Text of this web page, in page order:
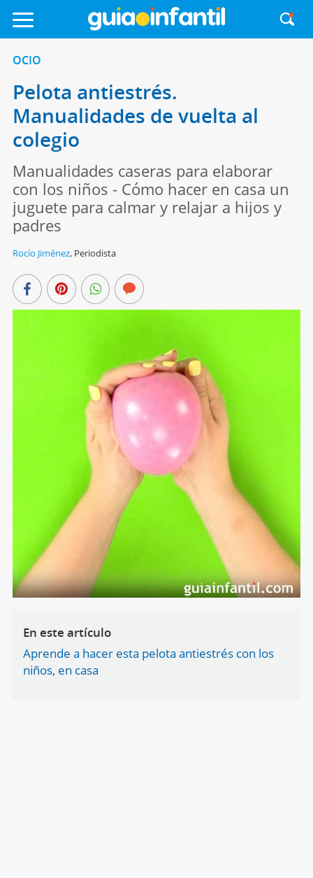
OCIO
Pelota antiestrés.
Manualidades de vuelta al
colegio
Manualidades caseras para elaborar
con los niños - Cómo hacer en casa un
juguete para calmar y relajar a hijos y
padres
Rocío Jiménez, Periodista
En este artículo
Aprende a hacer esta pelota antiestrés con los
niños, en casa